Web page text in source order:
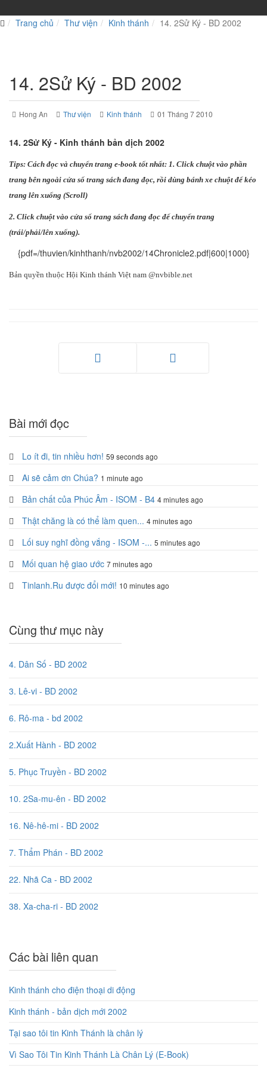
Trang chủ Thư viện Kinh thánh 14. 2Sử Ký - BD 2002
14. 2Sử Ký - BD 2002
Hong An Thư viện Kinh thánh 01 Tháng 7 2010
14. 2Sử Ký - Kinh thánh bản dịch 2002
Tips: Cách đọc và chuyển trang e-book tốt nhất: 1. Click chuột vào phần
trang bên ngoài cửa sổ trang sách đang đọc, rồi dùng bánh xe chuột để kéo
trang lên xuống (Scroll)
2. Click chuột vào cửa sổ trang sách đang đọc để chuyển trang
(trái/phải/lên xuống).
{pdf=/thuvien/kinhthanh/nvb2002/14Chronicle2.pdf|600|1000}
Bản quyền thuộc Hội Kinh thánh Việt nam @nvbible.net
Bài mới đọc
Lo ít đi, tin nhiều hơn! 59 seconds ago
Ai sẽ cảm ơn Chúa? 1 minute ago
Bản chất của Phúc Âm - ISOM - B4 4 minutes ago
Thật chăng là có thể làm quen... 4 minutes ago
Lối suy nghĩ đồng vắng - ISOM -... 5 minutes ago
Mối quan hệ giao ước 7 minutes ago
Tinlanh.Ru được đổi mới! 10 minutes ago
Cùng thư mục này
4. Dân Số - BD 2002
3. Lê-vi - BD 2002
6. Rô-ma - bd 2002
2.Xuất Hành - BD 2002
5. Phục Truyền - BD 2002
10. 2Sa-mu-ên - BD 2002
16. Nê-hê-mi - BD 2002
7. Thẩm Phán - BD 2002
22. Nhã Ca - BD 2002
38. Xa-cha-ri - BD 2002
Các bài liên quan
Kinh thánh cho điện thoại di động
Kinh thánh - bản dịch mới 2002
Tại sao tôi tin Kinh Thánh là chân lý
Vì Sao Tôi Tin Kinh Thánh Là Chân Lý (E-Book)